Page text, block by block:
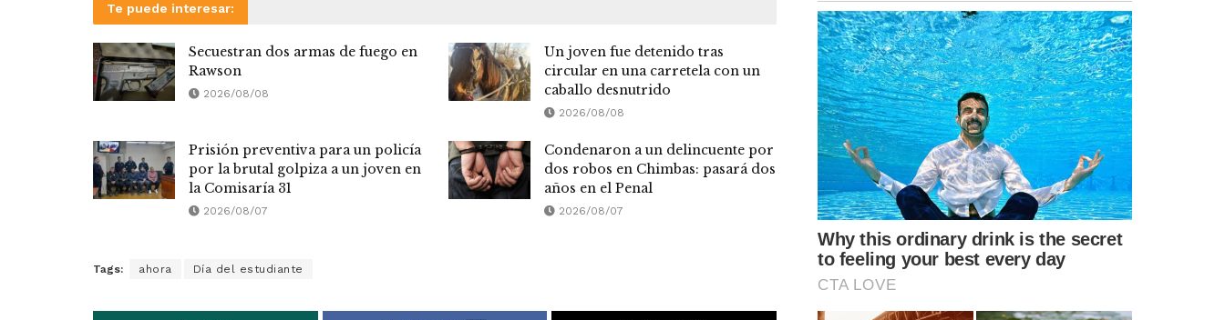
Te puede interesar:
Secuestran dos armas de fuego en
Rawson
2026/08/08
Un joven fue detenido tras
circular en una carretela con un
caballo desnutrido
2026/08/08
Prisión preventiva para un policía
por la brutal golpiza a un joven en
la Comisaría 31
2026/08/07
Condenaron a un delincuente por
dos robos en Chimbas: pasará dos
años en el Penal
2026/08/07
Tags: ahora Día del estudiante